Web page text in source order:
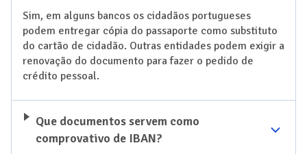
Sim, em alguns bancos os cidadãos portugueses
podem entregar cópia do passaporte como substituto
do cartão de cidadão. Outras entidades podem exigir a
renovação do documento para fazer o pedido de
crédito pessoal.
Que documentos servem como
comprovativo de IBAN?